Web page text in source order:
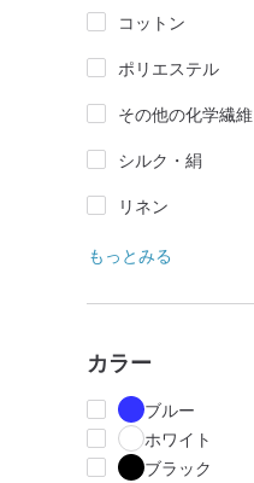
コットン
ポリエステル
その他の化学繊維
シルク・絹
リネン
もっとみる
カラー
ブルー
ホワイト
ブラック